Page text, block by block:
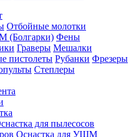
Отбойные молотки
(Болгарки) Фены
Граверы Мешалки
пистолеты Рубанки Фрезеры
Степлеры
для пылесосов
Оснастка для УШМ